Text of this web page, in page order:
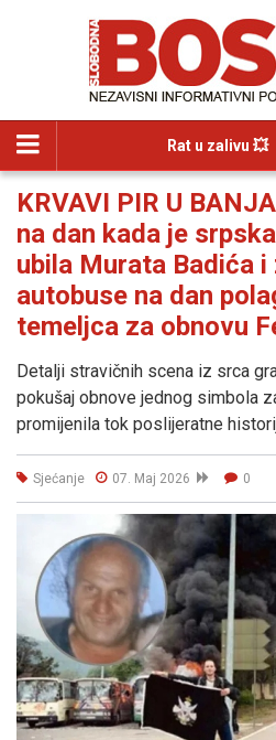
Rat u zalivu 💥
KRVAVI PIR U
na dan kada je
ubila Murata Badića i
autobuse na dan
temeljca za obnovu
Detalji stravičnih scena iz srca
pokušaj obnove jednog simbola
promijenila tok poslijeratne
Sjećanje 07. Maj 2026 0